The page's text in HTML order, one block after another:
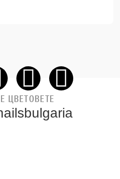
ЦВЕТОВЕТЕ